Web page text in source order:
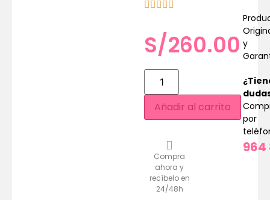
S/260.00
Añadir al carrito
Compra
ahora y
recíbelo en
24/48h
y
por
964